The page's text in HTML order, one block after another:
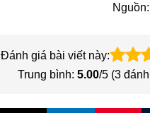
Nguồn:
Đánh giá bài viết này:
Trung bình: 5.00/5 (3đánh